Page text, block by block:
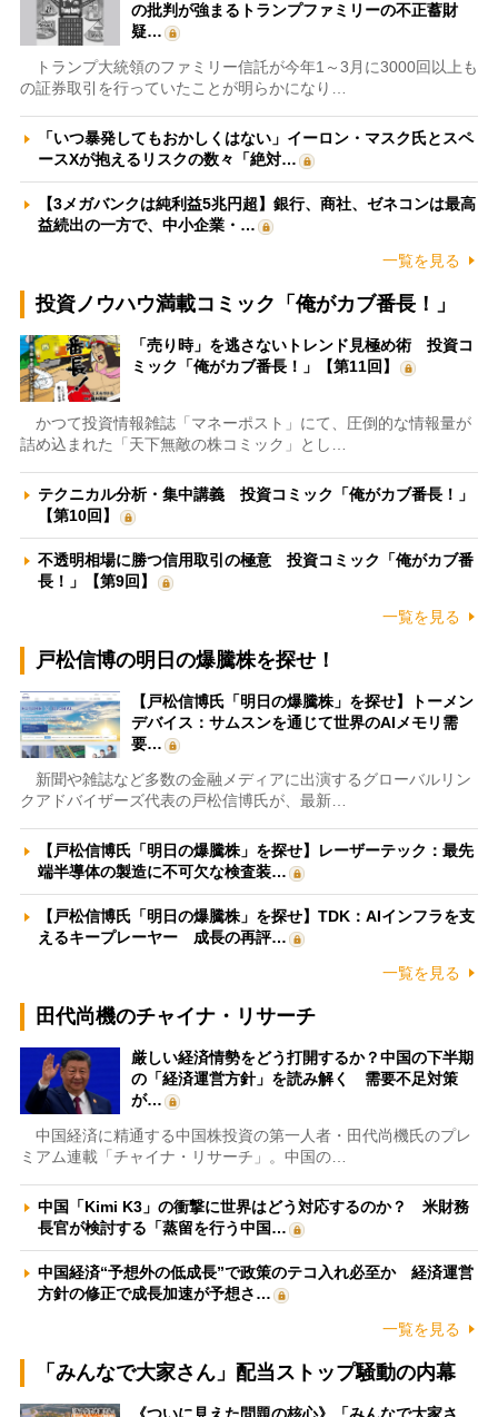
の批判が強まるトランプファミリーの不正蓄財
疑…
トランプ大統領のファミリー信託が今年1～3月に3000回以上も
の証券取引を行っていたことが明らかになり…
「いつ暴発してもおかしくはない」イーロン・マスク氏とスペ
ースXが抱えるリスクの数々「絶対…
【3メガバンクは純利益5兆円超】銀行、商社、ゼネコンは最高
益続出の一方で、中小企業・…
一覧を見る
投資ノウハウ満載コミック「俺がカブ番長！」
「売り時」を逃さないトレンド見極め術 投資コ
ミック「俺がカブ番長！」【第11回】
かつて投資情報雑誌「マネーポスト」にて、圧倒的な情報量が
詰め込まれた「天下無敵の株コミック」とし…
テクニカル分析・集中講義 投資コミック「俺がカブ番長！」
【第10回】
不透明相場に勝つ信用取引の極意 投資コミック「俺がカブ番
長！」【第9回】
一覧を見る
戸松信博の明日の爆騰株を探せ！
【戸松信博氏「明日の爆騰株」を探せ】トーメン
デバイス：サムスンを通じて世界のAIメモリ需
要…
新聞や雑誌など多数の金融メディアに出演するグローバルリン
クアドバイザーズ代表の戸松信博氏が、最新…
【戸松信博氏「明日の爆騰株」を探せ】レーザーテック：最先
端半導体の製造に不可欠な検査装…
【戸松信博氏「明日の爆騰株」を探せ】TDK：AIインフラを支
えるキープレーヤー 成長の再評…
一覧を見る
田代尚機のチャイナ・リサーチ
厳しい経済情勢をどう打開するか？中国の下半期
の「経済運営方針」を読み解く 需要不足対策
が…
中国経済に精通する中国株投資の第一人者・田代尚機氏のプレ
ミアム連載「チャイナ・リサーチ」。中国の…
中国「Kimi K3」の衝撃に世界はどう対応するのか？ 米財務
長官が検討する「蒸留を行う中国…
中国経済“予想外の低成長”で政策のテコ入れ必至か 経済運営
方針の修正で成長加速が予想さ…
一覧を見る
「みんなで大家さん」配当ストップ騒動の内幕